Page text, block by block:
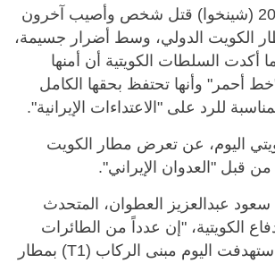
الكويت 3 يونيو 2026 (شينخوا) قتل شخص وأصيب آخرون
الكويت الدولي، وسط أضرار جسيمة،
أكدت السلطات الكويتية أن أمنها
أحمر" وأنها تحتفظ بحقها الكامل
للرد على "الاعتداءات الإيرانية".
اليوم، عن تعرض مطار الكويت
قبل "العدوان الإيراني".
سعود عبدالعزيز العطوان، المتحدث
الكويتية، "إن عدداً من الطائرات
المسيّرة المعادية استهدفت اليوم مبنى الركاب (T1) بمطار